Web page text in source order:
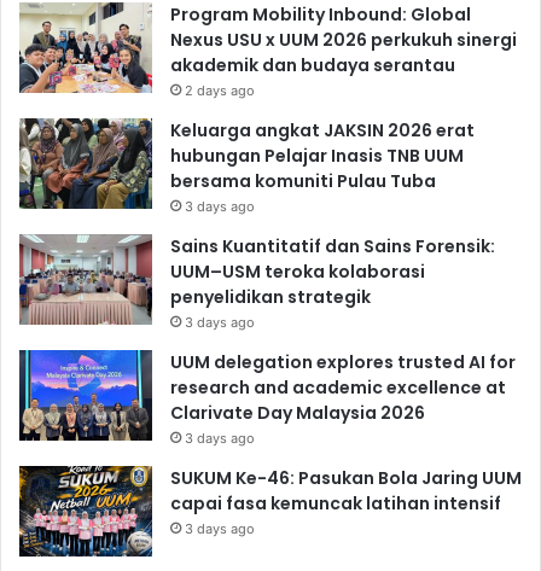
Program Mobility Inbound: Global
Nexus USU x UUM 2026 perkukuh sinergi
akademik dan budaya serantau
2 days ago
Keluarga angkat JAKSIN 2026 erat
hubungan Pelajar Inasis TNB UUM
bersama komuniti Pulau Tuba
3 days ago
Sains Kuantitatif dan Sains Forensik:
UUM–USM teroka kolaborasi
penyelidikan strategik
3 days ago
UUM delegation explores trusted AI for
research and academic excellence at
Clarivate Day Malaysia 2026
3 days ago
SUKUM Ke-46: Pasukan Bola Jaring UUM
capai fasa kemuncak latihan intensif
3 days ago